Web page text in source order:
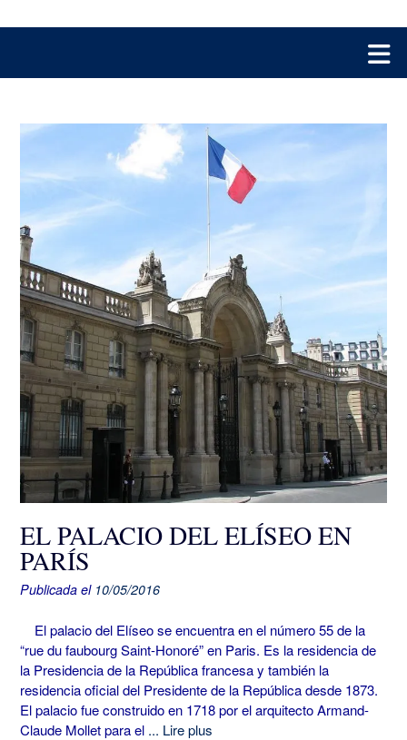
EL PALACIO DEL ELÍSEO EN
PARÍS
Publicada el 10/05/2016
El palacio del Elíseo se encuentra en el número 55 de la
“rue du faubourg Saint-Honoré” en Paris. Es la residencia de
la Presidencia de la República francesa y también la
residencia oficial del Presidente de la República desde 1873.
El palacio fue construido en 1718 por el arquitecto Armand-
Claude Mollet para el ... Lire plus